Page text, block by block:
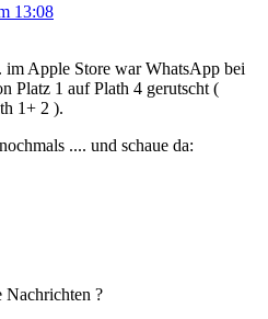
13:08
im Apple Store war WhatsApp bei
Platz 1 auf Plath 4 gerutscht (
1+ 2 ).
.... und schaue da:
Nachrichten ?